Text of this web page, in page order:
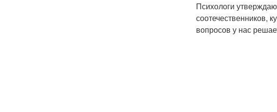
Психологи
соотечественников,
вопросов у нас